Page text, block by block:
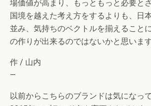
場価値が高まり、もっともっと必要と
国境を越えた考え方をするよりも、日
並み、気持ちのベクトルを揃えること
の作りが出来るのではないかと思います
作 / 山内
—
以前からこちらのブランドは気になっ